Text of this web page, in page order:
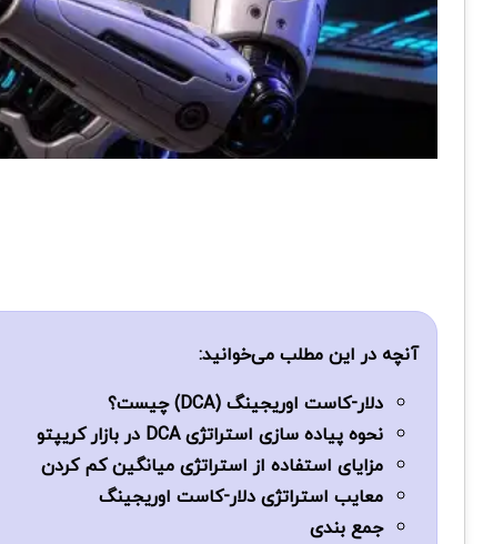
آنچه در این مطلب می‌خوانید:
دلار-کاست اوریجینگ (DCA) چیست؟
نحوه پیاده سازی استراتژی DCA در بازار کریپتو
مزایای استفاده از استراتژی میانگین کم کردن
معایب استراتژی دلار-کاست اوریجینگ
جمع بندی